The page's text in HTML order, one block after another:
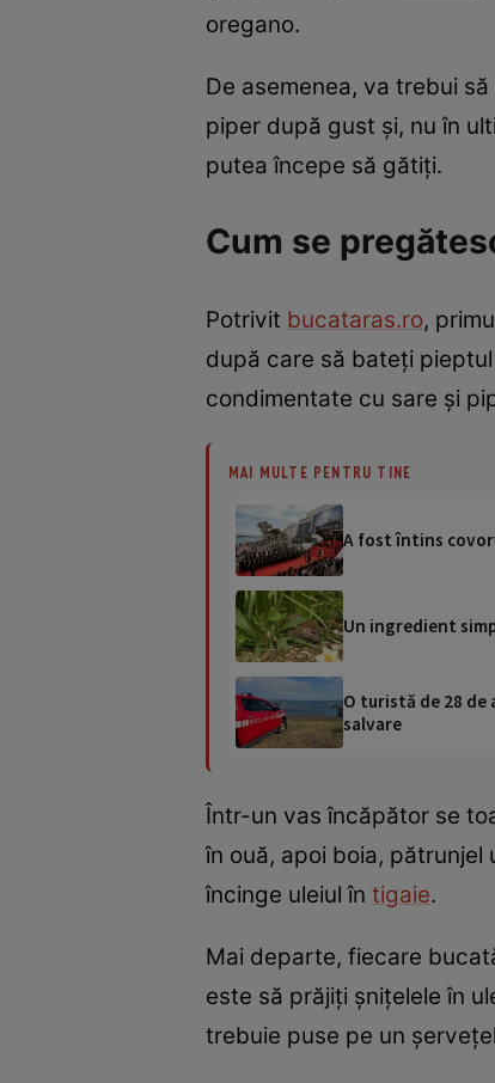
oregano.
De asemenea, va trebui
piper după gust și, nu în
putea începe să gătiți.
Cum se
Potrivit bucataras.ro,
după care să bateți
condimentate cu sare și
MAI MULTE PENTRU TINE
A fost întins
Un ingredient
O turistă de 28 de
salvare
Într-un vas încăpător se
în ouă, apoi boia,
încinge uleiul în tigaie.
Mai departe, fiecare
este să prăjiți șnițelele în
trebuie puse pe un